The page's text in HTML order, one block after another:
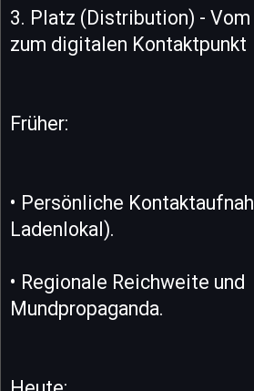
3. Platz (Distribution) -
zum digitalen Kontaktpunkt
Früher:
• Persönliche
Ladenlokal).
• Regionale Reichweite und
Mundpropaganda.